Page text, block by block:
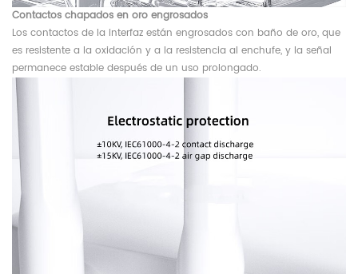
Contactos chapados en oro engrosados
Los contactos de la interfaz están engrosados ​​con baño de oro, que
es resistente a la oxidación y a la resistencia al enchufe, y la señal
permanece estable después de un uso prolongado.